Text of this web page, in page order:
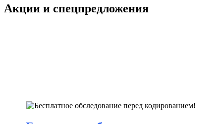
Акции и спецпредложения